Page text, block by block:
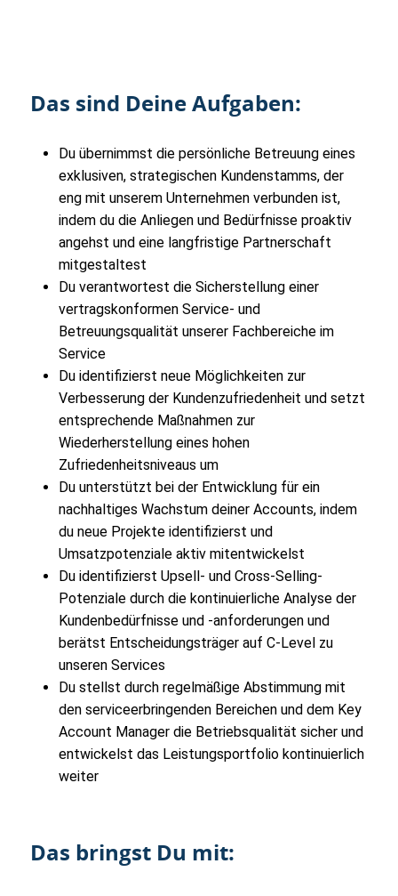
Das sind Deine Aufgaben:
Du übernimmst die persönliche Betreuung eines
exklusiven, strategischen Kundenstamms, der
eng mit unserem Unternehmen verbunden ist,
indem du die Anliegen und Bedürfnisse proaktiv
angehst und eine langfristige Partnerschaft
mitgestaltest
Du verantwortest die Sicherstellung einer
vertragskonformen Service- und
Betreuungsqualität unserer Fachbereiche im
Service
Du identifizierst neue Möglichkeiten zur
Verbesserung der Kundenzufriedenheit und setzt
entsprechende Maßnahmen zur
Wiederherstellung eines hohen
Zufriedenheitsniveaus um
Du unterstützt bei der Entwicklung für ein
nachhaltiges Wachstum deiner Accounts, indem
du neue Projekte identifizierst und
Umsatzpotenziale aktiv mitentwickelst
Du identifizierst Upsell- und Cross-Selling-
Potenziale durch die kontinuierliche Analyse der
Kundenbedürfnisse und -anforderungen und
berätst Entscheidungsträger auf C-Level zu
unseren Services
Du stellst durch regelmäßige Abstimmung mit
den serviceerbringenden Bereichen und dem Key
Account Manager die Betriebsqualität sicher und
entwickelst das Leistungsportfolio kontinuierlich
weiter
Das bringst Du mit: